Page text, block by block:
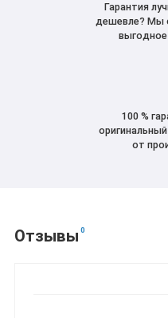
Гарантия
дешевле? Мы
100 %
от
Отзывы 0